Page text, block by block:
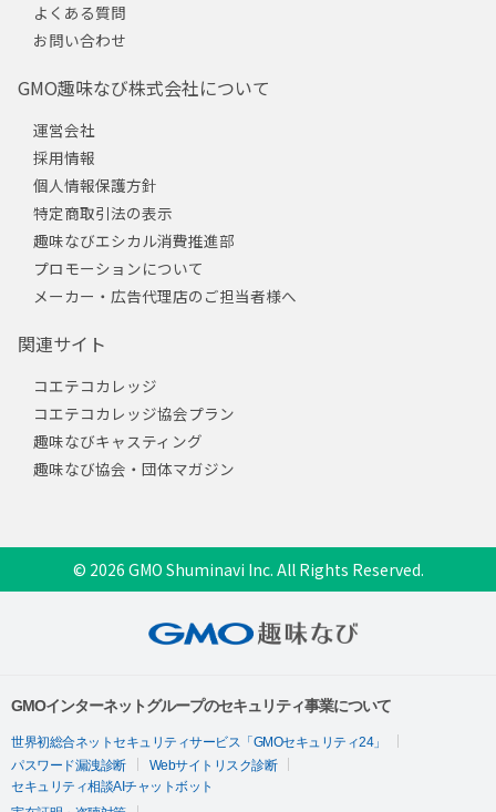
よくある質問
お問い合わせ
GMO趣味なび株式会社について
運営会社
採用情報
個人情報保護方針
特定商取引法の表示
趣味なびエシカル消費推進部
プロモーションについて
メーカー・広告代理店のご担当者様へ
関連サイト
コエテコカレッジ
コエテコカレッジ協会プラン
趣味なびキャスティング
趣味なび協会・団体マガジン
© 2026 GMO Shuminavi Inc. All Rights Reserved.